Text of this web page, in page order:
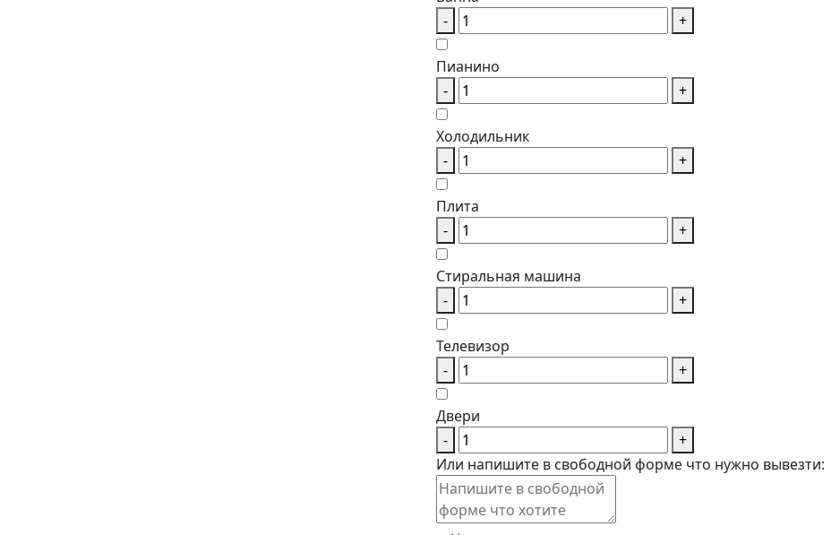
-
+
Пианино
-
+
Холодильник
-
+
Плита
-
+
Стиральная машина
-
+
Телевизор
-
+
Двери
-
+
Или напишите в свободной форме что нужно вывезти: